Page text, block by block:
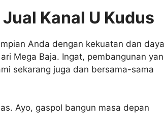
Kanal U Kudus
Anda dengan kekuatan dan daya
Mega Baja. Ingat, pembangunan
sekarang juga dan bersama-sama
Ayo, gaspol bangun masa depan